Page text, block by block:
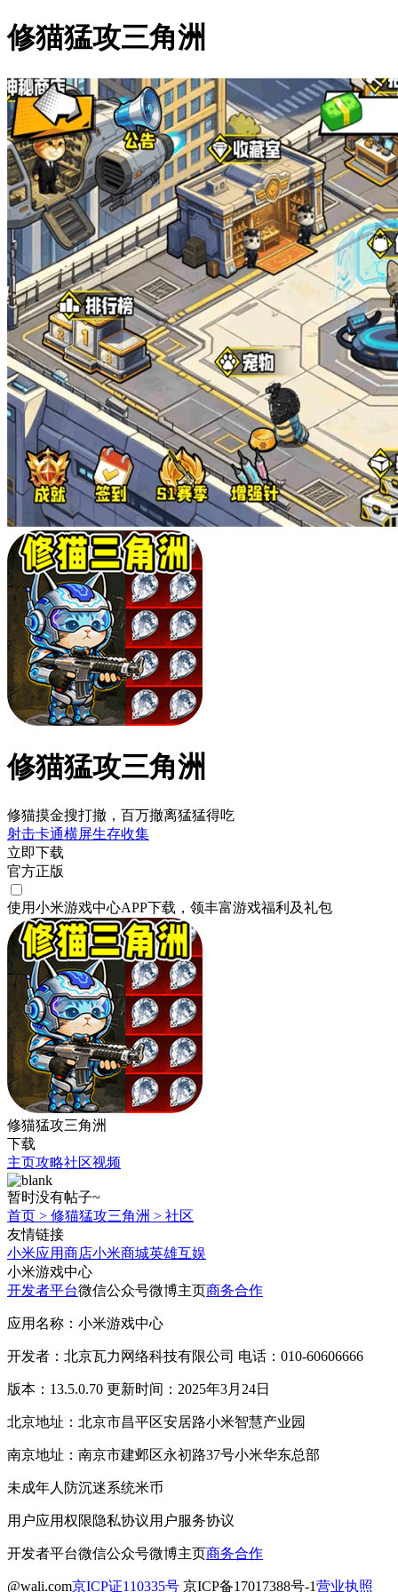
修猫猛攻三角洲
修猫猛攻三角洲
修猫摸金搜打撤，百万撤离猛猛得吃
射击卡通横屏生存收集
立即下载
官方正版
使用小米游戏中心APP下载 ，领丰富游戏福利 及礼包
修猫猛攻三角洲
下载
主页攻略社区视频
暂时没有帖子~
首页 > 修猫猛攻三角洲 > 社区
友情链接
小米应用商店小米商城英雄互娱
小米游戏中心
开发者平台微信公众号微博主页商务合作
应用名称：小米游戏中心
开发者：北京瓦力网络科技有限公司 电话：010-60606666
版本：13.5.0.70 更新时间：2025年3月24日
北京地址：北京市昌平区安居路小米智慧产业园
南京地址：南京市建邺区永初路37号小米华东总部
未成年人防沉迷系统米币
用户应用权限隐私协议用户服务协议
开发者平台微信公众号微博主页商务合作
@wali.com京ICP证110335号 京ICP备17017388号-1营业执照